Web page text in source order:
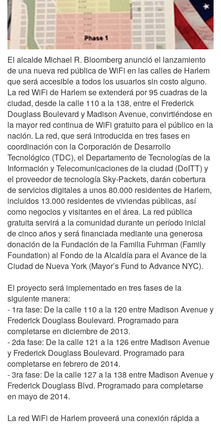
El alcalde Michael R. Bloomberg anunció el lanzamiento
de una nueva red pública de WiFi en las calles de Harlem
que será accesible a todos los usuarios sin costo alguno.
La red WiFi de Harlem se extenderá por 95 cuadras de la
ciudad, desde la calle 110 a la 138, entre el Frederick
Douglass Boulevard y Madison Avenue, convirtiéndose en
la mayor red continua de WiFi gratuito para el público en la
nación. La red, que será introducida en tres fases en
coordinación con la Corporación de Desarrollo
Tecnológico (TDC), el Departamento de Tecnologías de la
Información y Telecomunicaciones de la ciudad (DoITT) y
el proveedor de tecnología Sky-Packets, darán cobertura
de servicios digitales a unos 80.000 residentes de Harlem,
incluidos 13.000 residentes de viviendas públicas, así
como negocios y visitantes en el área. La red pública
gratuita servirá a la comunidad durante un período inicial
de cinco años y será financiada mediante una generosa
donación de la Fundación de la Familia Fuhrman (Family
Foundation) al Fondo de la Alcaldía para el Avance de la
Ciudad de Nueva York (Mayor’s Fund to Advance NYC).
El proyecto será implementado en tres fases de la
siguiente manera:
- 1ra fase: De la calle 110 a la 120 entre Madison Avenue y
Frederick Douglass Boulevard. Programado para
completarse en diciembre de 2013.
- 2da fase: De la calle 121 a la 126 entre Madison Avenue
y Frederick Douglass Boulevard. Programado para
completarse en febrero de 2014.
- 3ra fase: De la calle 127 a la 138 entre Madison Avenue y
Frederick Douglass Blvd. Programado para completarse
en mayo de 2014.
La red WiFi de Harlem proveerá una conexión rápida a